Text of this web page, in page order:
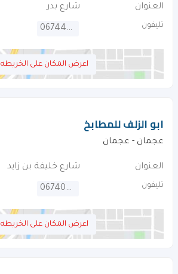
العنوان شارع بدر
تليفون 067442229
اعرض المكان على الخريطه
ابو الزلف للمطابخ
عجمان - عجمان
العنوان شارع خليفة بن زايد
تليفون 067406989
اعرض المكان على الخريطه